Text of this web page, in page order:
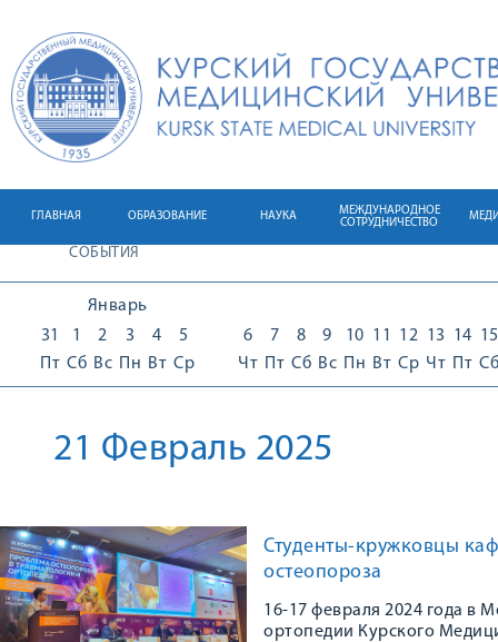
ГЛАВНАЯ ОБРАЗОВАНИЕ НАУКА
МЕЖДУНАРОДНОЕ
СОТРУДНИЧЕСТВО
СОБЫТИЯ
Январь
31
Пт
1
Сб
2
Вс
3
Пн
4
Вт
5
Ср
6
Чт
7
Пт
8
Сб
9
Вс
10
Пн
11
Вт
12
Ср
13
Чт
14
Пт
15
Сб
21 Февраль 2025
Студенты-кружковцы
остеопороза
16-17 февраля 2024 года в
ортопедии Курского